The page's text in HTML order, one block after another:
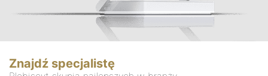
Znajdź specjalistę